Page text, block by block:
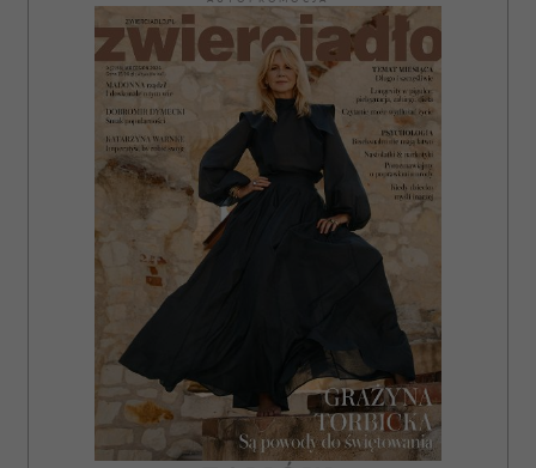
i reklam, aby oferować funkcje społecznościowe i
analizować ruch w naszej witrynie. Informacje o tym, jak
korzystasz z naszej witryny, udostępniamy partnerom
społecznościowym, reklamowym i analitycznym.
Partnerzy mogą połączyć te informacje z innymi danymi
otrzymanymi od Ciebie lub uzyskanymi podczas
korzystania z ich usług.